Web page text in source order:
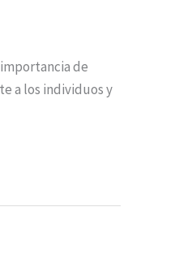
de
a los individuos y